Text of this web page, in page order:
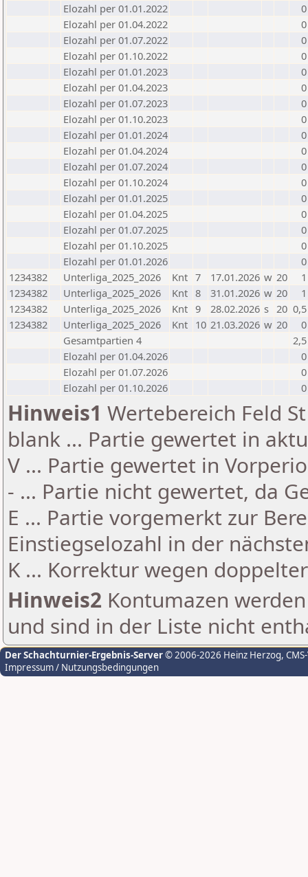
Elozahl per 01.01.2022
0
Elozahl per 01.04.2022
0
Elozahl per 01.07.2022
0
Elozahl per 01.10.2022
0
Elozahl per 01.01.2023
0
Elozahl per 01.04.2023
0
Elozahl per 01.07.2023
0
Elozahl per 01.10.2023
0
Elozahl per 01.01.2024
0
Elozahl per 01.04.2024
0
Elozahl per 01.07.2024
0
Elozahl per 01.10.2024
0
Elozahl per 01.01.2025
0
Elozahl per 01.04.2025
0
Elozahl per 01.07.2025
0
Elozahl per 01.10.2025
0
Elozahl per 01.01.2026
0
1234382
Unterliga_2025_2026 Knt 7 17.01.2026 w 20
1
1234382
Unterliga_2025_2026 Knt 8 31.01.2026 w 20
1
1234382
Unterliga_2025_2026 Knt 9 28.02.2026 s 20 0,5
1234382
Unterliga_2025_2026 Knt 10 21.03.2026 w 20
0
Gesamtpartien 4
2,5
Elozahl per 01.04.2026
0
Elozahl per 01.07.2026
0
Elozahl per 01.10.2026
0
Hinweis1 Wertebereich Feld
blank ... Partie gewertet in
V ... Partie gewertet in
- ... Partie nicht gewertet, da
E ... Partie vorgemerkt zur
Einstiegselozahl in der
K ... Korrektur wegen
Hinweis2 Kontumazen
und sind in der Liste nicht
Der Schachturnier-Ergebnis-Server© 2006-2026 Heinz Herzog,
Impressum / Nutzungsbedingungen